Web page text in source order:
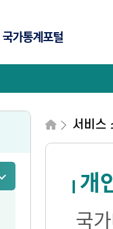
국가통계포털
서비스
개
국